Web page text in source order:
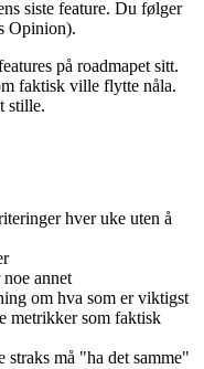
siste feature. Du følger
Opinion).
på roadmapet sitt.
faktisk ville flytte nåla.
stille.
hver uke uten å
annet
om hva som er viktigst
metrikker som faktisk
straks må "ha det samme"